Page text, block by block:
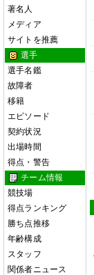
著名人
メディア
サイトを推薦
選手
選手名鑑
故障者
移籍
エピソード
契約状況
出場時間
得点・警告
チーム情報
競技場
得点ランキング
勝ち点推移
年齢構成
スタッフ
関係者ニュース